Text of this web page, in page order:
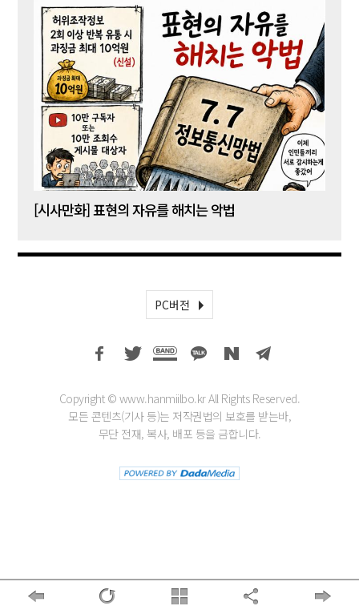
[시사만화] 표현의 자유를 해치는 악법
PC버전
Copyright © www.hanmiilbo.kr All Rights Reserved.
모든 콘텐츠(기사 등)는 저작권법의 보호를 받는바,
무단 전재, 복사, 배포 등을 금합니다.